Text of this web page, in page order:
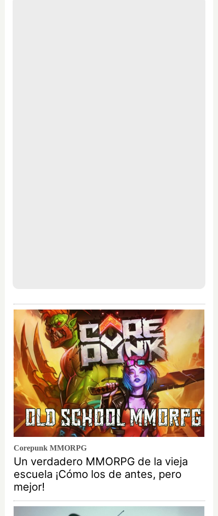
Corepunk MMORPG
Un verdadero MMORPG de la vieja
escuela ¡Cómo los de antes, pero
mejor!